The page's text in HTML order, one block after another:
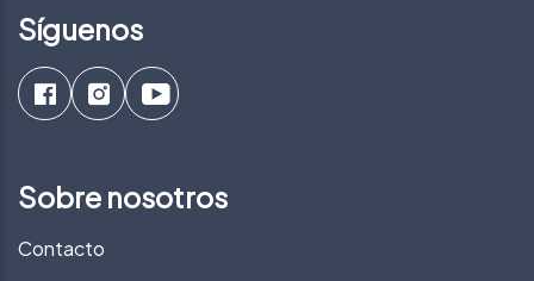
Síguenos
Sobre nosotros
Contacto